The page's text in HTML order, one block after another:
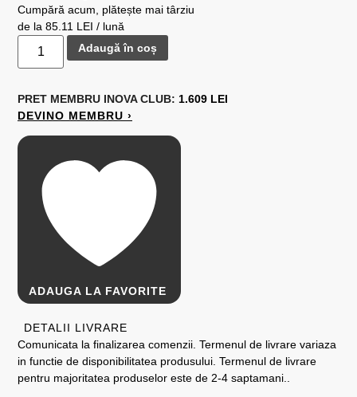
Cumpără acum, plătește mai târziu
de la 85.11 LEI / lună
Adaugă în coș
PRET MEMBRU INOVA CLUB: 1.609 LEI
DEVINO MEMBRU ›
ADAUGA LA FAVORITE
DETALII LIVRARE
Comunicata la finalizarea comenzii. Termenul de livrare variaza
in functie de disponibilitatea produsului. Termenul de livrare
pentru majoritatea produselor este de 2-4 saptamani..